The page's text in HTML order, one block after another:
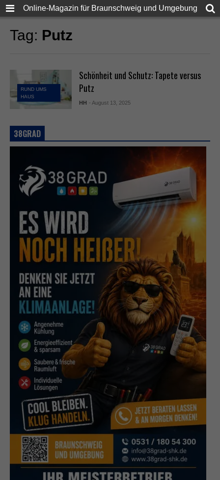
Online-Magazin für Braunschweig und Umgebung
Tag: Putz
RUND UMS
HAUS
Schönheit und Schutz: Tapete versus
Putz
HH - August 13, 2025
38GRAD